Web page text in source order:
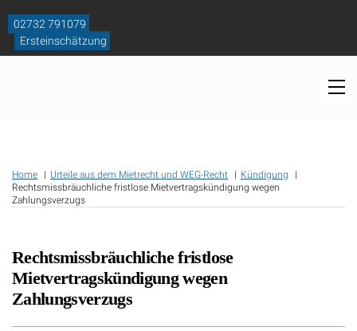
content
02732 791079
Ersteinschätzung
Home Urteile aus dem Mietrecht und WEG-Recht
Kündigung
Rechtsmissbräuchliche fristlose Mietvertragskündigung wegen
Zahlungsverzugs
Rechtsmissbräuchliche fristlose
Mietvertragskündigung wegen
Zahlungsverzugs